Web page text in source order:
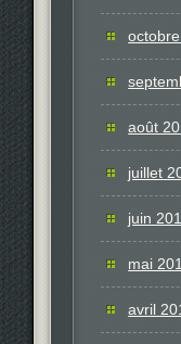
août
juillet
juin
mai
avril